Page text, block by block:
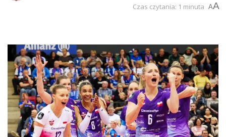
Czas czytania: 1 minuta AA